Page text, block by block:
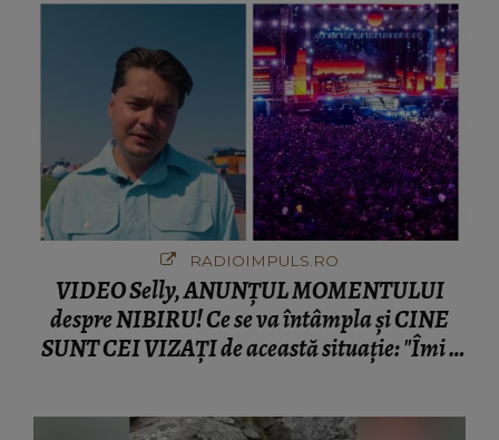
RADIOIMPULS.RO
VIDEO Selly, ANUNȚUL MOMENTULUI
despre NIBIRU! Ce se va întâmpla și CINE
SUNT CEI VIZAȚI de această situație: "Îmi e